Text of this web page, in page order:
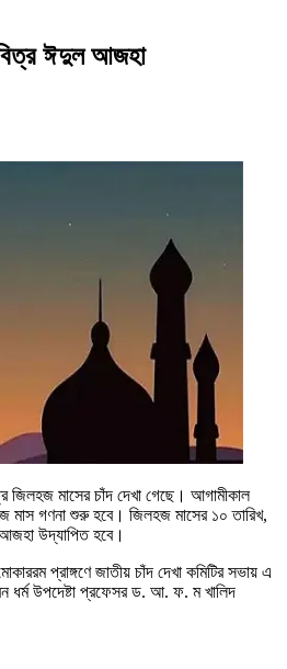
ঈদুল আজহা
জিলহজ মাসের চাঁদ দেখা গেছে। আগামীকাল
মাস গণনা শুরু হবে। জিলহজ মাসের ১০ তারিখ,
উদ্‌যাপিত হবে।
প্রাঙ্গণে জাতীয় চাঁদ দেখা কমিটির সভায় এ
ধর্ম উপদেষ্টা প্রফেসর ড. আ. ফ. ম খালিদ